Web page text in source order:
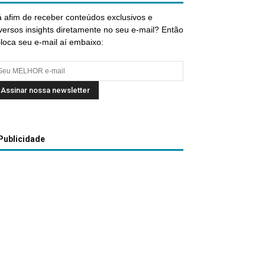
afim de receber conteúdos exclusivos e
insights diretamente no seu e-mail? Então
seu e-mail aí embaixo:
Publicidade